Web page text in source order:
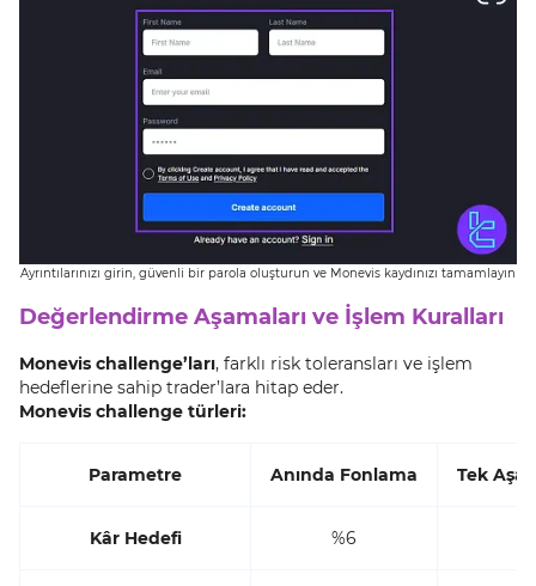
Ayrıntılarınızı girin, güvenli bir parola oluşturun ve Monevis kaydınızı tamamlayın
Değerlendirme Aşamaları ve İşlem Kuralları
Monevis challenge’ları, farklı risk toleransları ve işlem
hedeflerine sahip trader’lara hitap eder.
Monevis challenge türleri:
Parametre Anında Fonlama Tek
Kâr Hedefi %6